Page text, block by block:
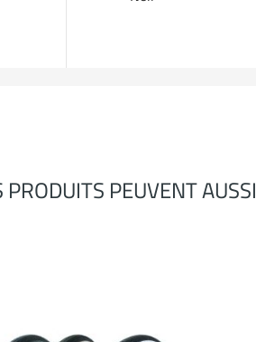
PRODUITS PEUVENT AUSSI